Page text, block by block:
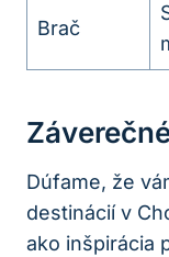
Brač
Dúfame, že
‍destinácií v
ako inšpirácia